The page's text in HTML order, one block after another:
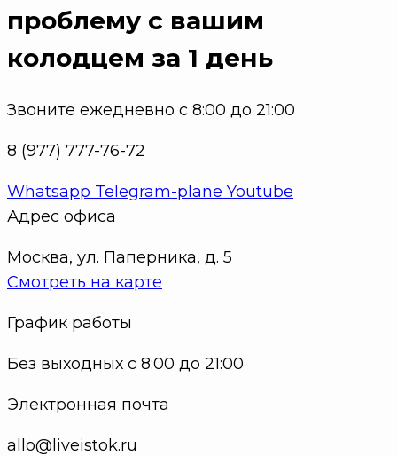
проблему с вашим
колодцем за 1 день
Звоните ежедневно с 8:00 до 21:00
8 (977) 777-76-72
Whatsapp Telegram-plane Youtube
Адрес офиса
Москва, ул. Паперника, д. 5
Смотреть на карте
График работы
Без выходных с 8:00 до 21:00
Электронная почта
allo@liveistok.ru